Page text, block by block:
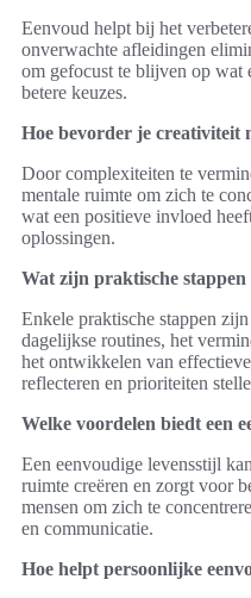
Eenvoud helpt bij het
onverwachte afleidingen
om gefocust te blijven op
betere keuzes.
Hoe bevorder je creativiteit
Door complexiteiten te
mentale ruimte om zich te
wat een positieve invloed
oplossingen.
Wat zijn praktische
Enkele praktische stappen
dagelijkse routines, het
het ontwikkelen van
reflecteren en prioriteiten
Welke voordelen biedt een
Een eenvoudige levensstijl
ruimte creëren en zorgt voor
mensen om zich te
en communicatie.
Hoe helpt persoonlijke